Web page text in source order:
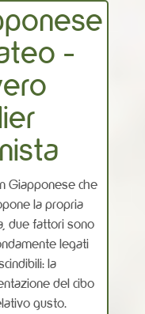
-
Giapponese che
la propria
due fattori sono
legati
la
del cibo
gusto.